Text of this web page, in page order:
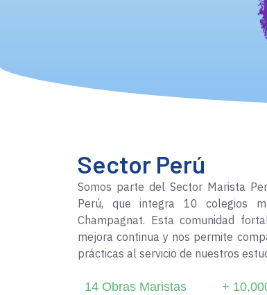
Sector Perú
Somos parte del Sector Marista
Perú, que integra 10 colegios
Champagnat. Esta comunidad
mejora continua y nos permite
prácticas al servicio de nuestros
14 Obras Maristas
+